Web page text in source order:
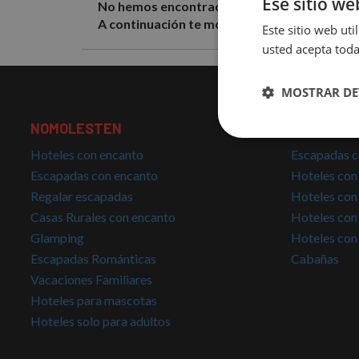
No hemos encontrado resultados con los
A continuación te mostramos algunos
NOMOLESTEN
Hoteles con encanto
Escapadas con encanto
Regalar escapadas
Casas Rurales con encanto
Glamping
Escapadas Románticas
Vacaciones Familiares
Hoteles para mascotas
Hoteles solo para adultos
Escapadas
Hoteles
Hoteles
Hoteles con
Hoteles con
Cabañas
Este sitio web
usted acepta
MOSTRAR
Cookies
estrictamente
necesarias
Las cookies